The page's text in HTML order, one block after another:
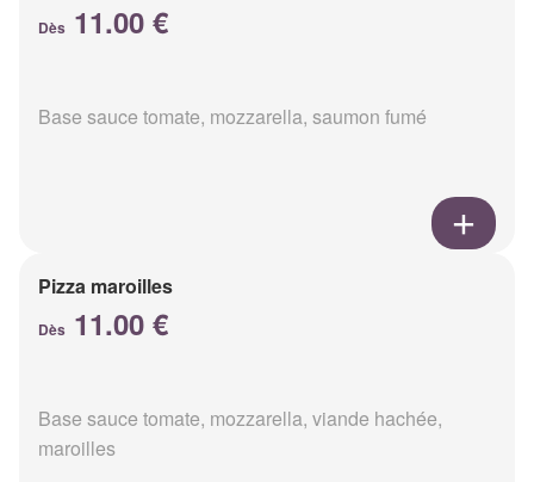
Dès 11.00 €
Base sauce tomate, mozzarella, saumon fumé
Pizza maroilles
Dès 11.00 €
Base sauce tomate, mozzarella, viande hachée,
maroilles